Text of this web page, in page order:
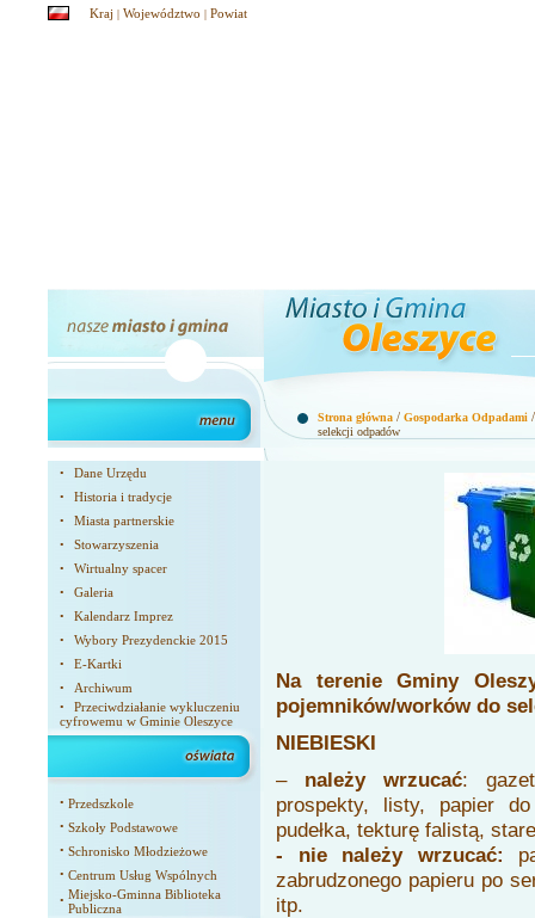
Kraj | Województwo | Powiat
Strona główna / Gospodarka Odpadami
selekcji odpadów
• Dane Urzędu
• Historia i tradycje
• Miasta partnerskie
• Stowarzyszenia
• Wirtualny spacer
• Galeria
• Kalendarz Imprez
• Wybory Prezydenckie 2015
• E-Kartki
• Archiwum
•
Przeciwdziałanie wykluczeniu
cyfrowemu w Gminie Oleszyce
• Przedszkole
• Szkoły Podstawowe
• Schronisko Młodzieżowe
• Centrum Usług Wspólnych
• Miejsko-Gminna Biblioteka
Publiczna
Na terenie Gminy
pojemników/worków do
NIEBIESKI
– należy wrzucać:
prospekty, listy, papier
pudełka, tekturę falistą,
- nie należy wrzucać:
zabrudzonego papieru po
itp.